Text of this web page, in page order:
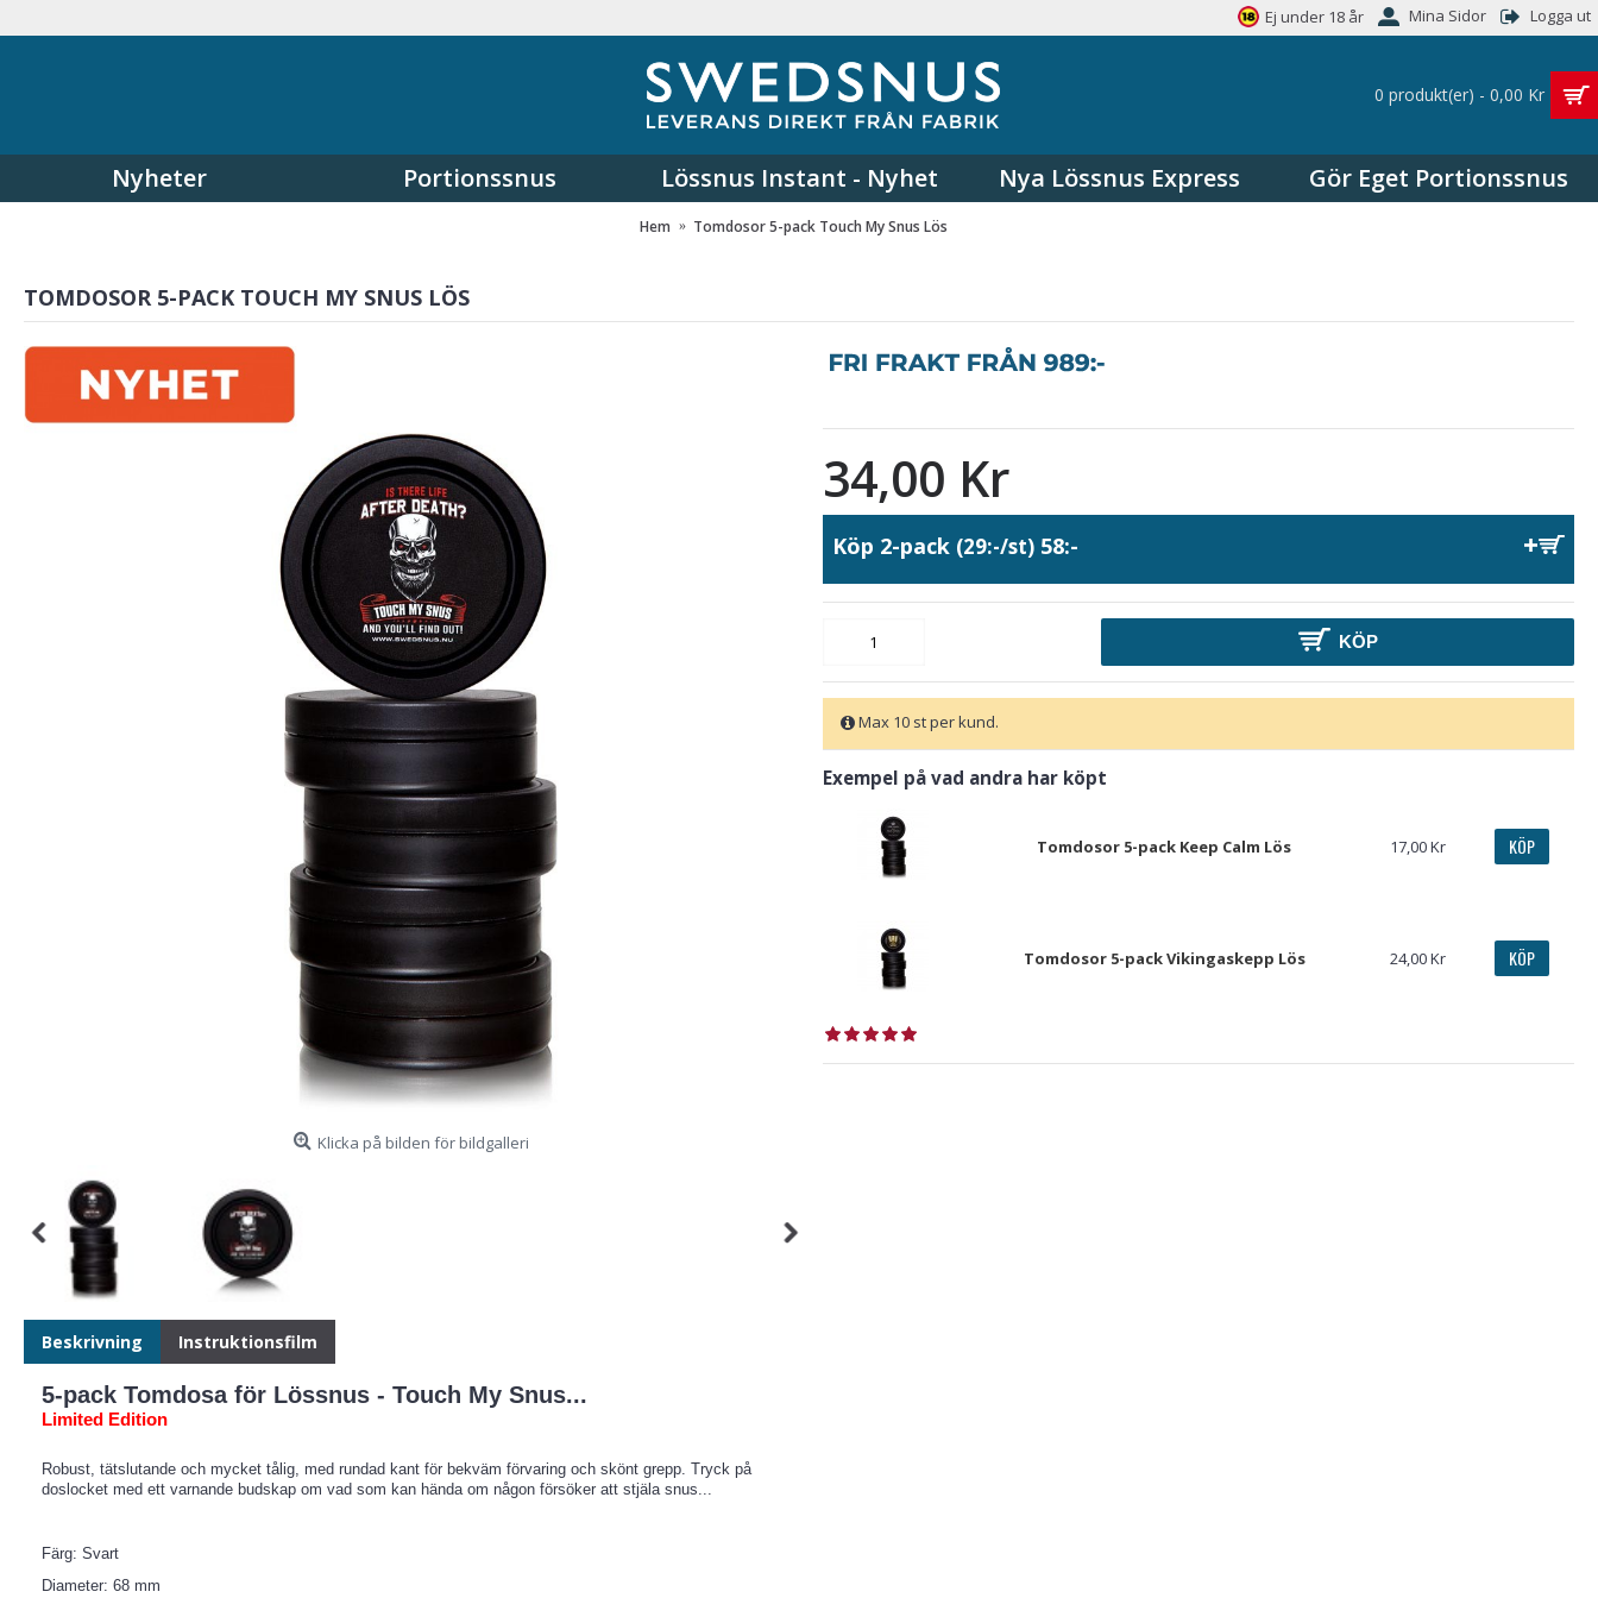
Ej under 18 år Mina Sidor Logga ut
0 produkt(er) - 0,00 Kr
Nyheter Portionssnus Lössnus Instant - Nyhet Nya Lössnus Express Gör Eget Portionssnus
Hem Tomdosor 5-pack Touch My Snus Lös
TOMDOSOR 5-PACK TOUCH MY SNUS LÖS
Klicka på bilden för bildgalleri
Beskrivning Instruktionsfilm
5-pack Tomdosa för Lössnus - Touch My Snus...
Limited Edition
Robust, tätslutande och mycket tålig, med rundad kant för bekväm förvaring och skönt grepp. Tryck på
doslocket med ett varnande budskap om vad som kan hända om någon försöker att stjäla snus...
Färg: Svart
Diameter: 68 mm
34,00 Kr
Köp 2-pack (29:-/st) 58:-
KÖP
Max 10 st per kund.
Exempel på vad andra har köpt
Tomdosor 5-pack Keep Calm Lös 17,00 Kr KÖP
Tomdosor 5-pack Vikingaskepp Lös 24,00 Kr KÖP